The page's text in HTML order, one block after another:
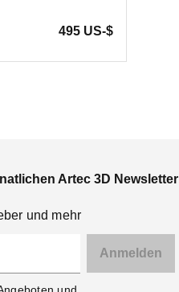
495 US-$
Artec 3D Newsletter
und mehr